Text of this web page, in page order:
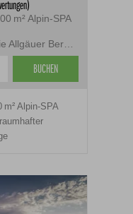
m² Alpin-SPA
Traumhafter Alpenblick auf die Allgäuer Berge
BUCHEN
Alpin-SPA